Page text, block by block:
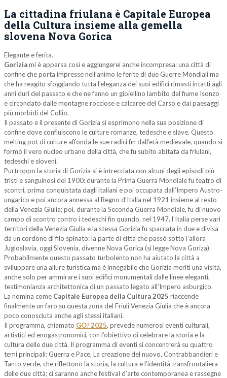
La cittadina friulana è Capitale Europea
della Cultura insieme alla gemella
slovena Nova Gorica
Elegante e ferita.
Goriziami è apparsa così e aggiungerei anche incompresa: una città di
confine che porta impresse nell’animo le ferite di due Guerre Mondiali ma
che ha reagito sfoggiando tutta l’eleganza dei suoi edifici rimasti intatti agli
anni duri del passato e che ne fanno un gioiellino lambito dal fiume Isonzo
e circondato dalle montagne rocciose e calcaree del Carso e dai paesaggi
più morbidi del Collio.
Il passato e il presente di Gorizia si esprimono nella sua posizione di
confine dove confluiscono le culture romanze, tedesche e slave. Questo
melting pot di culture affonda le sue radici fin dall’età medievale, quando si
formò il vero nucleo urbano della città, che fu subito abitata da friulani,
tedeschi e sloveni.
Purtroppo la storia di Gorizia si è intrecciata con alcuni degli episodi più
tristi e sanguinosi del 1900: durante la Prima Guerra Mondiale fu teatro di
scontri, prima conquistata dagli italiani e poi occupata dall’Impero Austro-
ungarico e poi ancora annessa al Regno d’Italia nel 1921 insieme al resto
della Venezia Giulia; poi, durante la Seconda Guerra Mondiale, fu di nuovo
campo di scontro contro i tedeschi fin quando, nel 1947, l’Italia perse vari
territori della Venezia Giulia e la stessa Gorizia fu spaccata in due e divisa
da un cordone di filo spinato: la parte di città che passò sotto l’allora
Jugloslavia, oggi Slovenia, divenne Nova Gorica (si legge Nova Goriza).
Probabilmente questo passato turbolento non ha aiutato la città a
sviluppare una allure turistica ma è innegabile che Gorizia meriti una visita,
anche solo per ammirare i suoi edifici monumentali dalle linee eleganti,
testimonianza architettonica di un passato legato all’Impero asburgico.
La nomina come Capitale Europea della Cultura 2025 riaccende
finalmente un faro su questa zona del Friuli Venezia Giulia che è ancora
poco conosciuta anche agli stessi italiani.
Il programma, chiamato GO! 2025, prevede numerosi eventi culturali,
artistici ed enogastronomici, con l’obiettivo di celebrare la storia e la
cultura delle due città. Il programma di eventi si concentrerà su quattro
temi principali: Guerra e Pace, La creazione del nuovo, Contrabbandieri e
Tanto verde, che riflettono la storia, la cultura e l’identità transfrontaliera
delle due città; ci saranno anche festival d’arte contemporanea e rassegne